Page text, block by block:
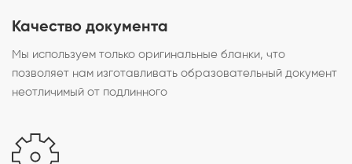
Качество документа
Мы используем только оригинальные бланки, что
позволяет нам изготавливать образовательный документ
неотличимый от подлинного